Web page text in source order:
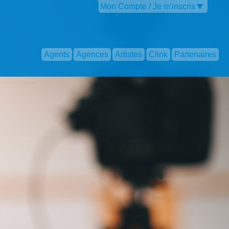
Mon Compte / Je m'inscris
Agents Agences Artistes Clink Partenaires